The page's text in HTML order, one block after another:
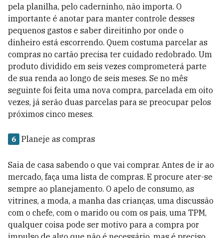
pela planilha, pelo caderninho, não importa. O
importante é anotar para manter controle desses
pequenos gastos e saber direitinho por onde o
dinheiro está escorrendo. Quem costuma parcelar as
compras no cartão precisa ter cuidado redobrado. Um
produto dividido em seis vezes comprometerá parte
de sua renda ao longo de seis meses. Se no mês
seguinte foi feita uma nova compra, parcelada em oito
vezes, já serão duas parcelas para se preocupar pelos
próximos cinco meses.
6 Planeje as compras
Saia de casa sabendo o que vai comprar. Antes de ir ao
mercado, faça uma lista de compras. E procure ater-se
sempre ao planejamento. O apelo de consumo, as
vitrines, a moda, a manha das crianças, uma discussão
com o chefe, com o marido ou com os pais, uma TPM,
qualquer coisa pode ser motivo para a compra por